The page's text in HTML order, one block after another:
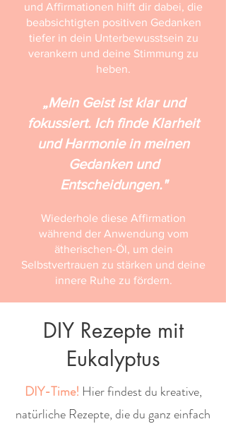
und Affirmationen hilft dir dabei, die
beabsichtigten positiven Gedanken
tiefer in dein Unterbewusstsein zu
verankern und deine Stimmung zu
heben.
„Mein Geist ist klar und
fokussiert. Ich finde Klarheit
und Harmonie in meinen
Gedanken und
Entscheidungen."
Wiederhole diese Affirmation
während der Anwendung vom
ätherischen-Öl, um dein
Selbstvertrauen zu stärken und deine
innere Ruhe zu fördern.
DIY Rezepte mit
Eukalyptus
DIY-Time! Hier findest du kreative,
natürliche Rezepte, die du ganz einfach